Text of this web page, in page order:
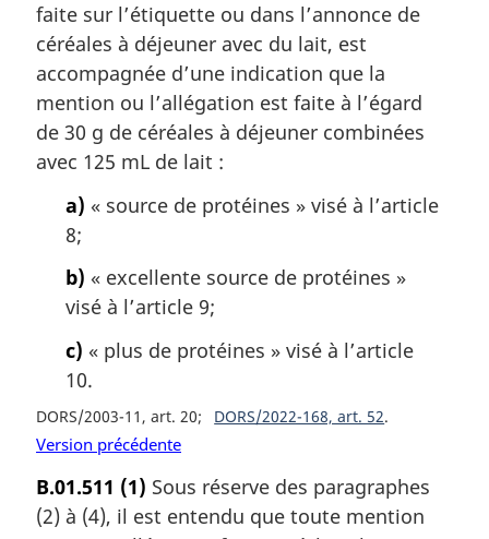
faite sur l’étiquette ou dans l’annonce de
céréales à déjeuner avec du lait, est
accompagnée d’une indication que la
mention ou l’allégation est faite à l’égard
de 30 g de céréales à déjeuner combinées
avec 125 mL de lait :
a) « source de protéines » visé à l’article
8;
b) « excellente source de protéines »
visé à l’article 9;
c) « plus de protéines » visé à l’article
10.
DORS/2003-11, art. 20 DORS/2022-168, art. 52
Version précédente
B.01.511 (1) Sous réserve des paragraphes
(2) à (4), il est entendu que toute mention